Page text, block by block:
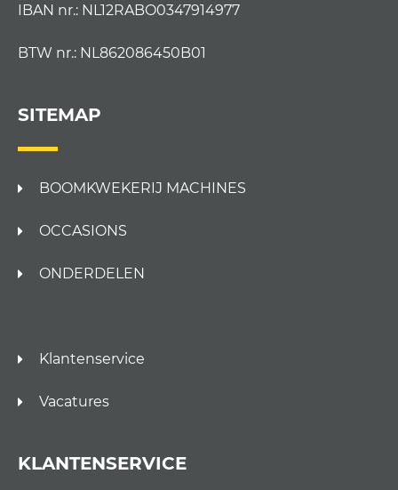
IBAN nr.: NL12RABO0347914977
BTW nr.: NL862086450B01
SITEMAP
BOOMKWEKERIJ MACHINES
OCCASIONS
ONDERDELEN
Klantenservice
Vacatures
KLANTENSERVICE